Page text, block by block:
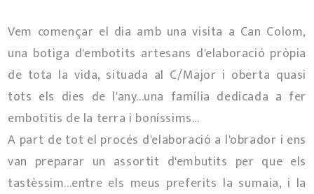
Vem començar el dia amb una visita a Can Colom,
una botiga d'embotits artesans d'elaboració pròpia
de tota la vida, situada al C/Major i oberta quasi
tots els dies de l'any...una família dedicada a fer
embotitis de la terra i boníssims...
A part de tot el procés d'elaboració a l'obrador i ens
van preparar un assortit d'embutits per que els
tastèssim...entre els meus preferits la sumaia, i la